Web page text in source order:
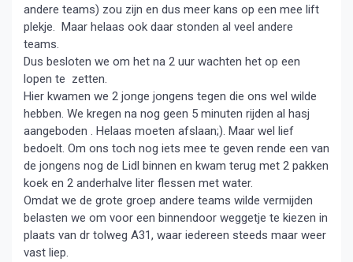
andere teams) zou zijn en dus meer kans op een mee lift
plekje. Maar helaas ook daar stonden al veel andere
teams.
Dus besloten we om het na 2 uur wachten het op een
lopen te zetten.
Hier kwamen we 2 jonge jongens tegen die ons wel wilde
hebben. We kregen na nog geen 5 minuten rijden al hasj
aangeboden . Helaas moeten afslaan;). Maar wel lief
bedoelt. Om ons toch nog iets mee te geven rende een van
de jongens nog de Lidl binnen en kwam terug met 2 pakken
koek en 2 anderhalve liter flessen met water.
Omdat we de grote groep andere teams wilde vermijden
belasten we om voor een binnendoor weggetje te kiezen in
plaats van dr tolweg A31, waar iedereen steeds maar weer
vast liep.